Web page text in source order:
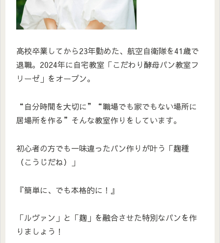
高校卒業してから23年勤めた、航空自衛隊を41歳で
退職。2024年に自宅教室「こだわり酵母パン教室フ
リーゼ」をオープン。
“自分時間を大切に”“職場でも家でもない場所に
居場所を作る”そんな教室作りをしています。
初心者の方でも一味違ったパン作りが叶う「麹種
（こうじだね）」
『簡単に、でも本格的に！』
「ルヴァン」と「麹」を融合させた特別なパンを作
りましょう！